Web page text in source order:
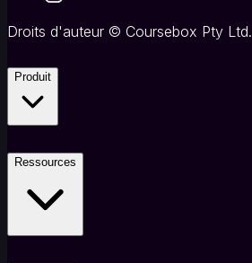
Droits d'auteur © Coursebox Pty Ltd.
Produit
Ressources